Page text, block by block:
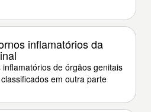
inflamatórios da
inflamatórios de órgãos genitais
em outra parte